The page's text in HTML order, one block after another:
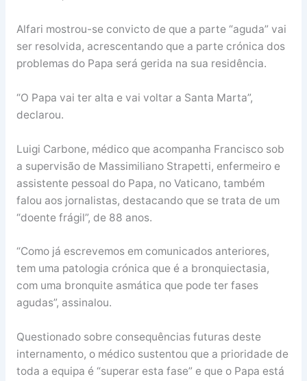
Alfari mostrou-se convicto de que a parte “aguda” vai
ser resolvida, acrescentando que a parte crónica dos
problemas do Papa será gerida na sua residência.
“O Papa vai ter alta e vai voltar a Santa Marta”,
declarou.
Luigi Carbone, médico que acompanha Francisco sob
a supervisão de Massimiliano Strapetti, enfermeiro e
assistente pessoal do Papa, no Vaticano, também
falou aos jornalistas, destacando que se trata de um
“doente frágil”, de 88 anos.
“Como já escrevemos em comunicados anteriores,
tem uma patologia crónica que é a bronquiectasia,
com uma bronquite asmática que pode ter fases
agudas”, assinalou.
Questionado sobre consequências futuras deste
internamento, o médico sustentou que a prioridade de
toda a equipa é “superar esta fase” e que o Papa está